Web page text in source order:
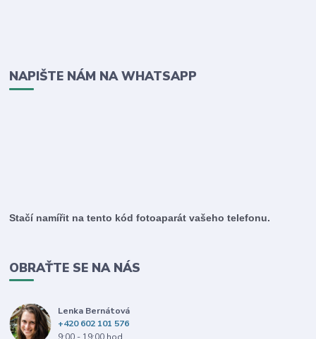
NAPIŠTE NÁM NA WHATSAPP
Stačí namířit na tento kód fotoaparát vašeho telefonu.
OBRAŤTE SE NA NÁS
Lenka Bernátová
+420 602 101 576